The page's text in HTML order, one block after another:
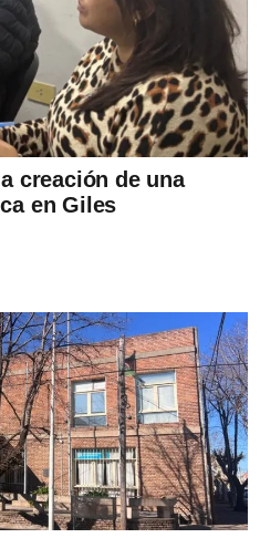
creación de una
en Giles